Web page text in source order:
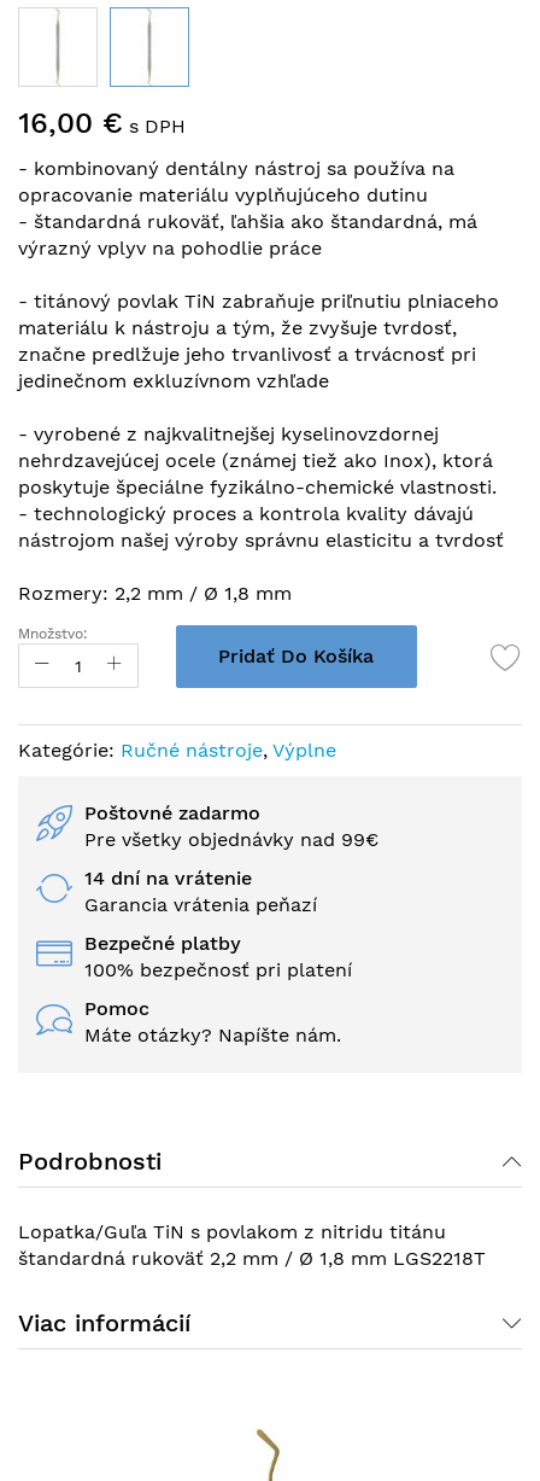
na
galérie
obrázkov
16,00 € s DPH
- kombinovaný dentálny nástroj sa používa na
opracovanie materiálu vyplňujúceho dutinu
- štandardná rukoväť, ľahšia ako štandardná, má
výrazný vplyv na pohodlie práce
- titánový povlak TiN zabraňuje priľnutiu plniaceho
materiálu k nástroju a tým, že zvyšuje tvrdosť,
značne predlžuje jeho trvanlivosť a trvácnosť pri
jedinečnom exkluzívnom vzhľade
- vyrobené z najkvalitnejšej kyselinovzdornej
nehrdzavejúcej ocele (známej tiež ako Inox), ktorá
poskytuje špeciálne fyzikálno-chemické vlastnosti.
- technologický proces a kontrola kvality dávajú
nástrojom našej výroby správnu elasticitu a tvrdosť
Rozmery: 2,2 mm / Ø 1,8 mm
Množstvo:
Pridať Do Košíka
Kategórie: Ručné nástroje, Výplne
Poštovné zadarmo
Pre všetky objednávky nad 99€
14 dní na vrátenie
Garancia vrátenia peňazí
Bezpečné platby
100% bezpečnosť pri platení
Pomoc
Máte otázky? Napíšte nám.
Podrobnosti
Lopatka/Guľa TiN s povlakom z nitridu titánu
štandardná rukoväť 2,2 mm / Ø 1,8 mm LGS2218T
Viac informácií